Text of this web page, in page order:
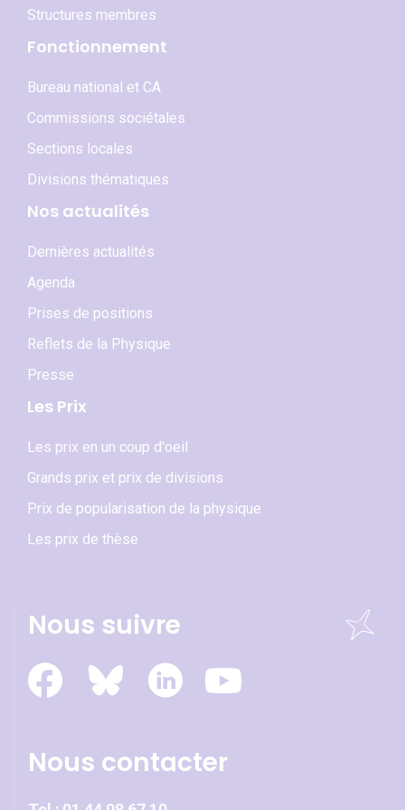
Structures membres
Fonctionnement
Bureau national et CA
Commissions sociétales
Sections locales
Divisions thématiques
Nos actualités
Dernières actualités
Agenda
Prises de positions
Reflets de la Physique
Presse
Les Prix
Les prix en un coup d'oeil
Grands prix et prix de divisions
Prix de popularisation de la physique
Les prix de thèse
Nous suivre
Nous contacter